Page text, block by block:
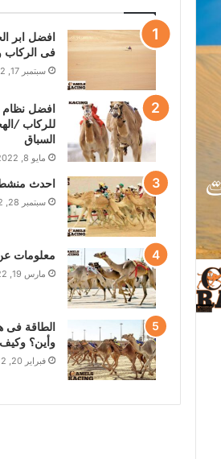
افضل ابر
فى الركاب
سبتمبر 17, 2022
افضل
للركاب /
السباق
مايو 8, 2022
احدث
سبتمبر 28, 2022
معلومات
مارس 19, 2022
الطاقة فى
وأين؟
فبراير 20, 2022